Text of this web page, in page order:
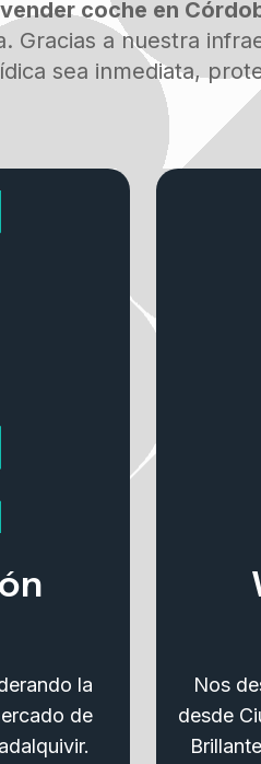
vender coche en
Gracias a nuestra
sea inmediata,
la
de
Nos
desde